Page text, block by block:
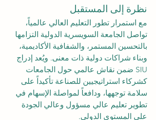
نظرة إلى المستقبل
مع استمرار تطور التعليم العالي عالمياً،
تواصل الجامعة السويسرية الدولية التزامها
بالتحسين المستمر، والشفافية الأكاديمية،
وبناء شراكات دولية ذات معنى. ويُعد إدراج
SIU ضمن نقاش عالمي حول الجامعات
كشركاء استراتيجيين للصناعة تأكيداً على
سلامة توجهها، ودافعاً لمواصلة الإسهام في
تطوير تعليم عالي مسؤول وعالي الجودة
على المستوى الدولي.